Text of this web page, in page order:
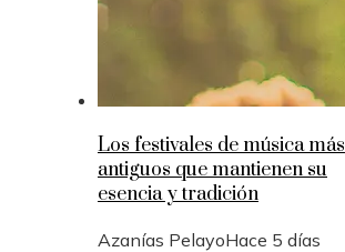
Los festivales de música más
antiguos que mantienen su
esencia y tradición
Azanías PelayoHace 5 días